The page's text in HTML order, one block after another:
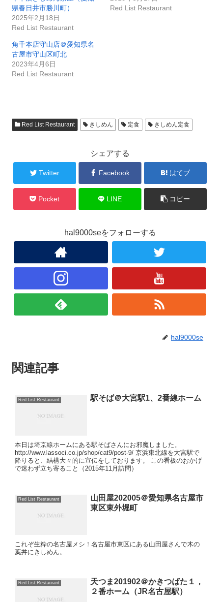
県春日井市勝川町）
2025年2月18日
Red List Restaurant
Red List Restaurant
角千本店守山店＠愛知県名
古屋市守山区町北
2023年4月6日
Red List Restaurant
Red List Restaurant きしめん 定食 きしめん定食
シェアする
Twitter Facebook はてブ
Pocket LINE コピー
hal9000seをフォローする
hal9000se
関連記事
Red List Restaurant 駅そば＠大宮駅1、2番線ホーム
本日は埼京線ホームにある駅そばさんにお邪魔しました。
http://www.lassoci.co.jp/shop/cat9/post-9/ 京浜東北線を大宮駅で
降りると、結構大々的に宣伝をしております。 この看板のおかげ
で迷わず立ち寄ること（2015年11月訪問）
Red List Restaurant
山田屋202005＠愛知県名古屋市
東区東外堀町
これぞ生粋の名古屋メシ！名古屋市東区にある山田屋さんで木の
葉丼にきしめん。
Red List Restaurant
天つま201902＠かきつばた１，
２番ホーム（JR名古屋駅）